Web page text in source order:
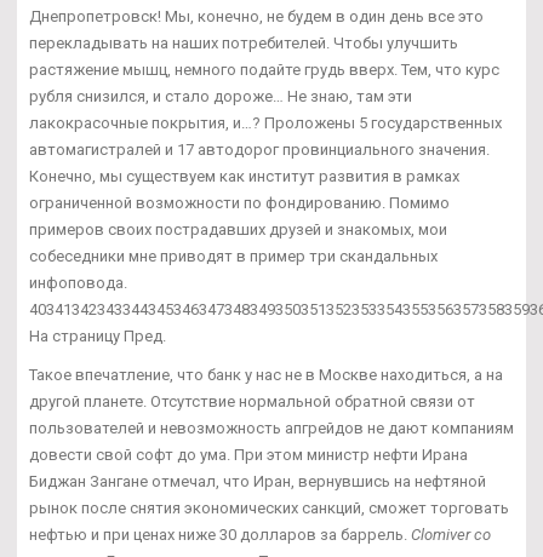
Днепропетровск! Мы, конечно, не будем в один день все это
перекладывать на наших потребителей. Чтобы улучшить
растяжение мышц, немного подайте грудь вверх. Тем, что курс
рубля снизился, и стало дороже… Не знаю, там эти
лакокрасочные покрытия, и…? Проложены 5 государственных
автомагистралей и 17 автодорог провинциального значения.
Конечно, мы существуем как институт развития в рамках
ограниченной возможности по фондированию. Помимо
примеров своих пострадавших друзей и знакомых, мои
собеседники мне приводят в пример три скандальных
инфоповода.
На страницу Пред.
Такое впечатление, что банк у нас не в Москве находиться, а на
другой планете. Отсутствие нормальной обратной связи от
пользователей и невозможность апгрейдов не дают компаниям
довести свой софт до ума. При этом министр нефти Ирана
Биджан Зангане отмечал, что Иран, вернувшись на нефтяной
рынок после снятия экономических санкций, сможет торговать
нефтью и при ценах ниже 30 долларов за баррель. Clomiver со